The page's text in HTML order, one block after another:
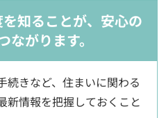
知ることが、安心の
ながります。
続きなど、住まいに関わる
新情報を把握しておくこと